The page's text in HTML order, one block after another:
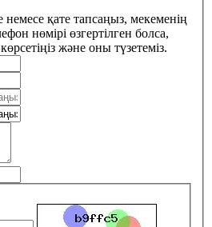
немесе қате тапсаңыз, мекеменің
нөмірі өзгертілген болса,
және оны түзетеміз.